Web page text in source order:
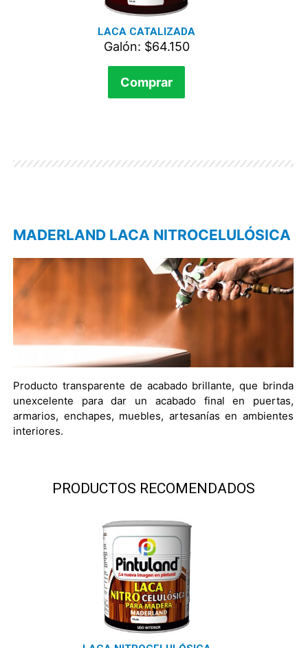
LACA CATALIZADA
Galón: $64.150
Comprar
MADERLAND LACA NITROCELULÓSICA
Producto transparente de acabado brillante, que brinda
unexcelente para dar un acabado final en puertas,
armarios, enchapes, muebles, artesanías en ambientes
interiores.
PRODUCTOS RECOMENDADOS